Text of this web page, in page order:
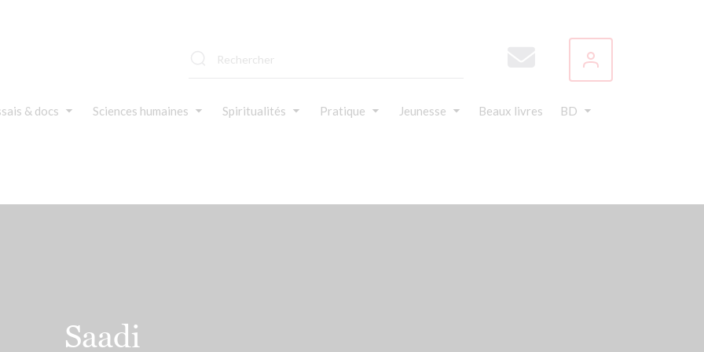
& docs Sciences humaines Spiritualités Pratique Jeunesse Beaux livres BD
Saadi